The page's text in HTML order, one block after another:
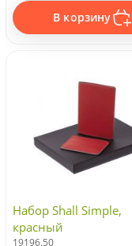
В корзину
Набор Shall Simple,
красный
19196.50